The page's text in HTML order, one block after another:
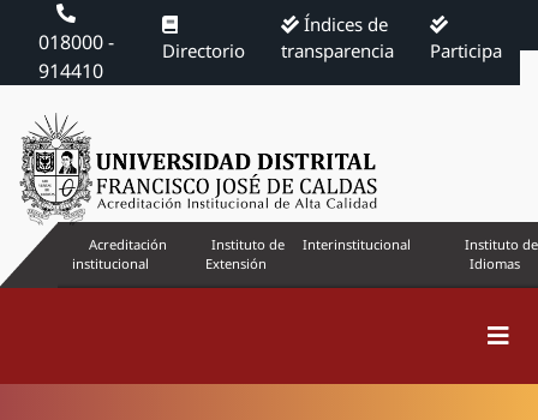
018000 -
914410
Directorio
Índices de
transparencia
Participa
Acreditación
institucional
Instituto de
Extensión
Interinstitucional
Instituto de
Idiomas